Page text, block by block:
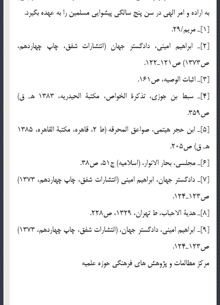
به اراده و امر الهي در سن پنج سالگى پيشوايى مسلمين را به عهده بگيرد.
[1]ـ مريم/29.
[2]ـ ابراهيم امينى، دادگستر جهان (انتشارات شفق، چاپ چهاردهم،
ص1373) ص121ـ122.
[3]ـ اثبات الوصيه، ص161.
[4]ـ سبط بن جوزى، تذكرة الخواص، مكتبة الحيدريه، 1383 هـ ق)
ص359.
[5]ـ ابن حجر هيتمى، صواعق المحرقه (ط 2، قاهره، مكتبة القاهره، 1385
هـ ق) ص205.
[6]ـ مجلسى، بحار الانوار، (اسلاميه) ج51، ص38.
[7]ـ دادگستر جهان، ابراهيم امينى (انتشارات شفق، چاپ چهاردهم، 1373)
ص123ـ124.
[8]ـ هدية الاحباب، ط تهران، 1329، ص228.
[9]ـ ابراهيم امينى، دادگستر جهان، (انتشارات شفق، چاپ چهاردهم، 1373)
ص123ـ124.
مركز مطالعات و پژوهش هاي فرهنگي حوزه علميه